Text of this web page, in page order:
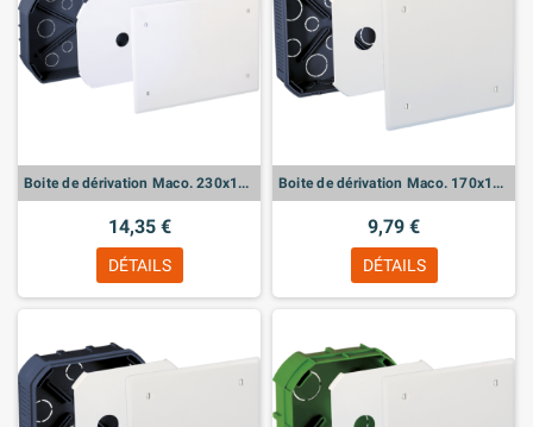
Boite de dérivation Maco. 230x170x50
14,35 €
DÉTAILS
Boite de dérivation Maco. 170x170x45
9,79 €
DÉTAILS